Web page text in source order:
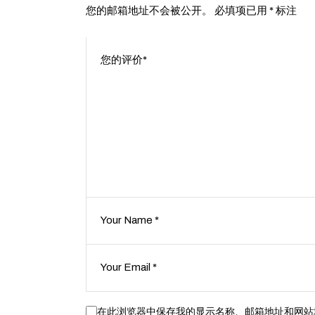
您的邮箱地址不会被公开。 必填项已用 *标注
在此浏览器中保存我的显示名称、邮箱地址和网站